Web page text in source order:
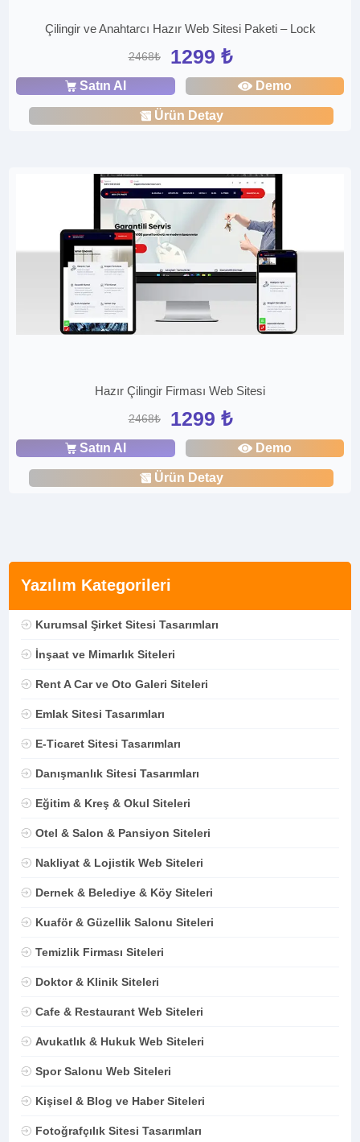
Yazılım Kategorileri
Kurumsal Şirket Sitesi Tasarımları
İnşaat ve Mimarlık Siteleri
Rent A Car ve Oto Galeri Siteleri
Emlak Sitesi Tasarımları
E-Ticaret Sitesi Tasarımları
Danışmanlık Sitesi Tasarımları
Eğitim & Kreş & Okul Siteleri
Otel & Salon & Pansiyon Siteleri
Nakliyat & Lojistik Web Siteleri
Dernek & Belediye & Köy Siteleri
Kuaför & Güzellik Salonu Siteleri
Temizlik Firması Siteleri
Doktor & Klinik Siteleri
Cafe & Restaurant Web Siteleri
Avukatlık & Hukuk Web Siteleri
Spor Salonu Web Siteleri
Kişisel & Blog ve Haber Siteleri
Fotoğrafçılık Sitesi Tasarımları
Çilingir ve Anahtarcı Hazır Web Sitesi Paketi – Lock
2468₺ 1299 ₺
Satın Al Demo
Ürün Detay
Hazır Çilingir Firması Web Sitesi
2468₺ 1299 ₺
Satın Al Demo
Ürün Detay